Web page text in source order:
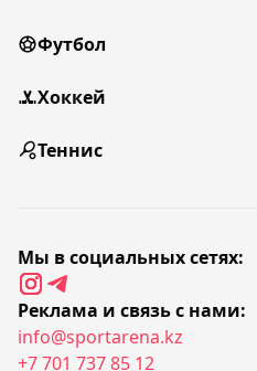
Футбол
Хоккей
Теннис
Мы в социальных сетях:
Реклама и связь с нами:
info@sportarena.kz
+7 701 737 85 12